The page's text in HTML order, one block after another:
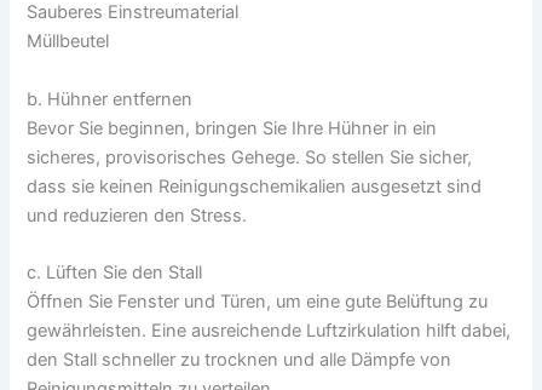
Sauberes Einstreumaterial
Müllbeutel
b. Hühner entfernen
Bevor Sie beginnen, bringen Sie Ihre Hühner in ein
sicheres, provisorisches Gehege. So stellen Sie sicher,
dass sie keinen Reinigungschemikalien ausgesetzt sind
und reduzieren den Stress.
c. Lüften Sie den Stall
Öffnen Sie Fenster und Türen, um eine gute Belüftung zu
gewährleisten. Eine ausreichende Luftzirkulation hilft dabei,
den Stall schneller zu trocknen und alle Dämpfe von